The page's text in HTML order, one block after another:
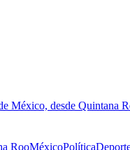
México, desde Quintana
RooMéxicoPolítica